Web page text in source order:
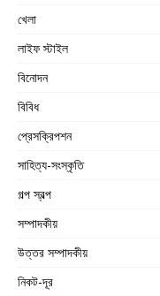
খেলা
লাইফ স্টাইল
বিনোদন
বিবিধ
প্রেসক্রিপশন
সাহিত্য-সংস্কৃতি
গল্প স্বল্প
সম্পাদকীয়
উত্তর সম্পাদকীয়
নিকট-দূর